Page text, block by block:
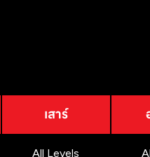
เสาร์
All Levels